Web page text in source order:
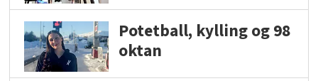
Potetball, kylling og 98
oktan